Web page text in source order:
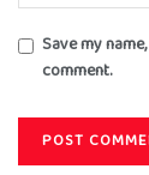
Save my
comment.